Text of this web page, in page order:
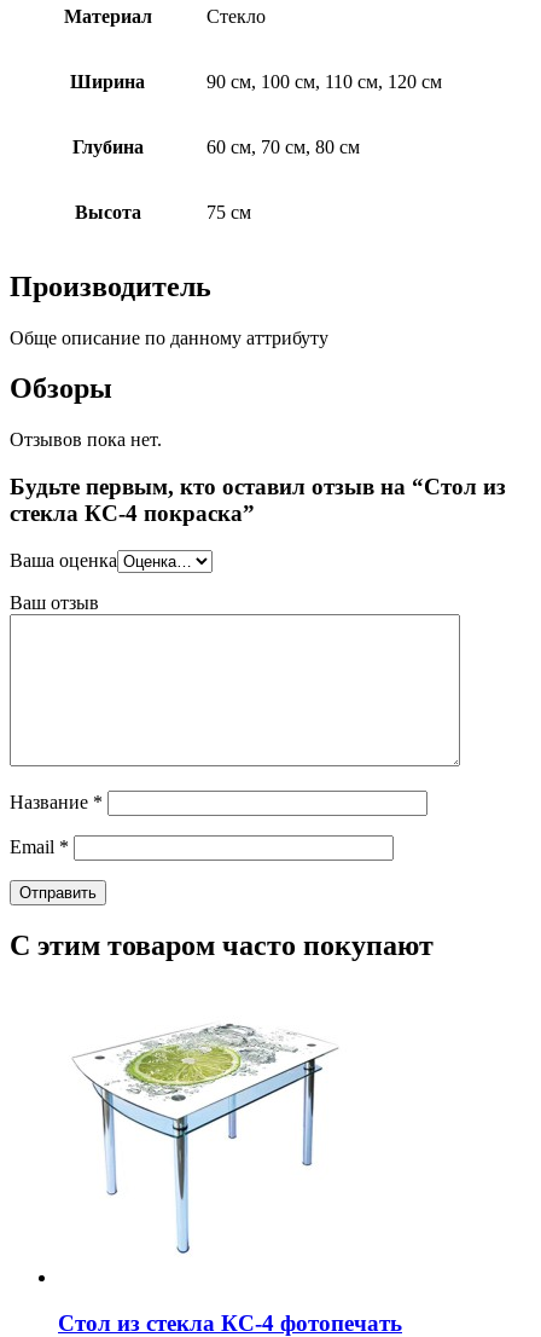
Материал Стекло
Ширина 90 см, 100 см, 110 см, 120 см
Глубина 60 см, 70 см, 80 см
Высота 75 см
Производитель
Обще описание по данному аттрибуту
Обзоры
Отзывов пока нет.
Будьте первым, кто оставил отзыв на “Стол из
стекла КС-4 покраска”
Ваша оценка
Ваш отзыв
Название *
Email *
С этим товаром часто покупают
Стол из стекла КС-4 фотопечать